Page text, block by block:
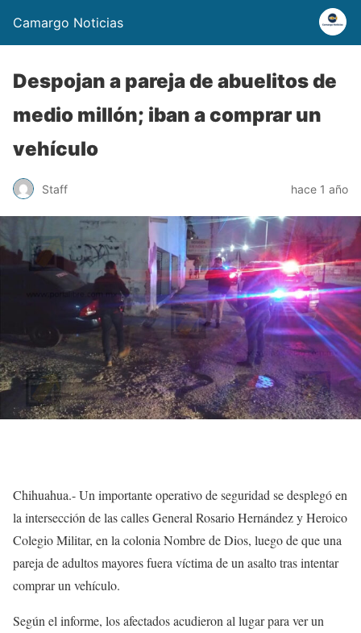
Camargo Noticias
Despojan a pareja de abuelitos de
medio millón; iban a comprar un
vehículo
Staff hace 1 año
Chihuahua.- Un importante operativo de seguridad se desplegó en
la intersección de las calles General Rosario Hernández y Heroico
Colegio Militar, en la colonia Nombre de Dios, luego de que una
pareja de adultos mayores fuera víctima de un asalto tras intentar
comprar un vehículo.
Según el informe, los afectados acudieron al lugar para ver un